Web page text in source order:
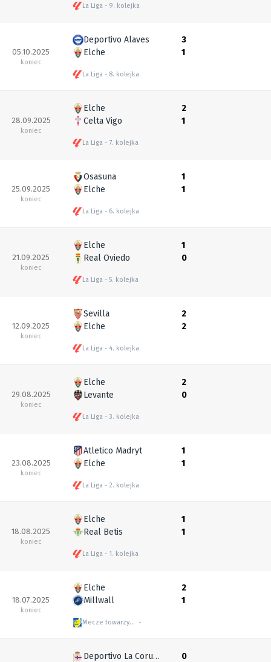
La Liga 9. kolejka
05.10.2025
koniec
Deportivo Alaves
Elche
La Liga 8. kolejka
3
1
28.09.2025
koniec
Elche
Celta Vigo
La Liga 7. kolejka
2
1
25.09.2025
koniec
Osasuna
Elche
La Liga 6. kolejka
1
1
21.09.2025
koniec
Elche
Real Oviedo
La Liga 5. kolejka
1
0
12.09.2025
koniec
Sevilla
Elche
La Liga 4. kolejka
2
2
29.08.2025
koniec
Elche
Levante
La Liga 3. kolejka
2
0
23.08.2025
koniec
Atletico Madryt
Elche
La Liga 2. kolejka
1
1
18.08.2025
koniec
Elche
Real Betis
La Liga 1. kolejka
1
1
18.07.2025
koniec
Elche
Millwall
Mecze towarzyskie
2
1
Deportivo La Coruna
0